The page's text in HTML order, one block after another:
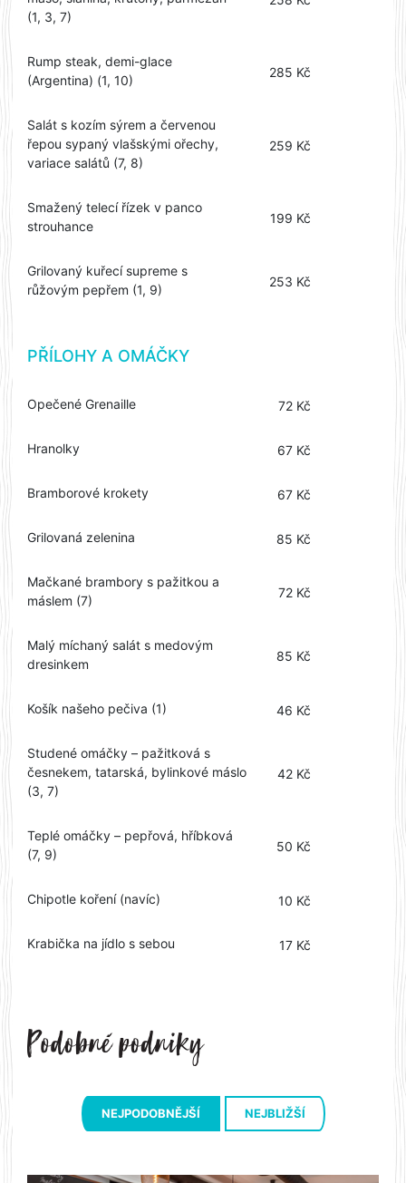
(1, 3, 7)
Rump steak, demi-glace
(Argentina) (1, 10)
285 Kč
Salát s kozím sýrem a červenou
řepou sypaný vlašskými ořechy,
variace salátů (7, 8)
259 Kč
Smažený telecí řízek v panco
strouhance
199 Kč
Grilovaný kuřecí supreme s
růžovým pepřem (1, 9)
253 Kč
PŘÍLOHY A OMÁČKY
Opečené Grenaille 72 Kč
Hranolky 67 Kč
Bramborové krokety 67 Kč
Grilovaná zelenina 85 Kč
Mačkané brambory s pažitkou a
máslem (7)
72 Kč
Malý míchaný salát s medovým
dresinkem
85 Kč
Košík našeho pečiva (1) 46 Kč
Studené omáčky – pažitková s
česnekem, tatarská, bylinkové máslo
(3, 7)
42 Kč
Teplé omáčky – pepřová, hříbková
(7, 9)
50 Kč
Chipotle koření (navíc) 10 Kč
Krabička na jídlo s sebou 17 Kč
NEJPODOBNĚJŠÍ NEJBLIŽŠÍ